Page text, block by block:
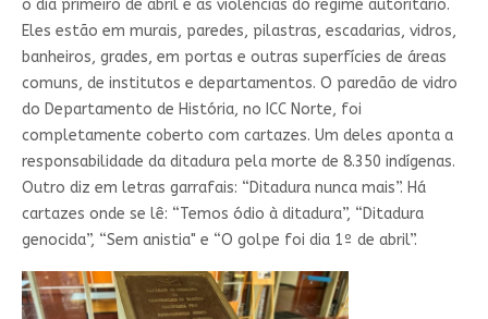
o dia primeiro de abril e as violências do regime autoritário.
Eles estão em murais, paredes, pilastras, escadarias, vidros,
banheiros, grades, em portas e outras superfícies de áreas
comuns, de institutos e departamentos. O paredão de vidro
do Departamento de História, no ICC Norte, foi
completamente coberto com cartazes. Um deles aponta a
responsabilidade da ditadura pela morte de 8.350 indígenas.
Outro diz em letras garrafais: “Ditadura nunca mais”. Há
cartazes onde se lê: “Temos ódio à ditadura”, “Ditadura
genocida”, “Sem anistia" e “O golpe foi dia 1º de abril”.